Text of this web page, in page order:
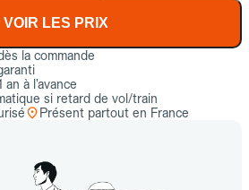
VOIR LES PRIX
la commande
an à l’avance
si retard de vol/train
Présent partout en France